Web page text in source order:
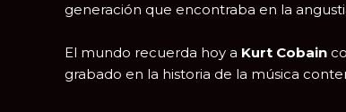
generación que encontraba en la
El mundo recuerda hoy a Kurt Cobain
grabado en la historia de la música